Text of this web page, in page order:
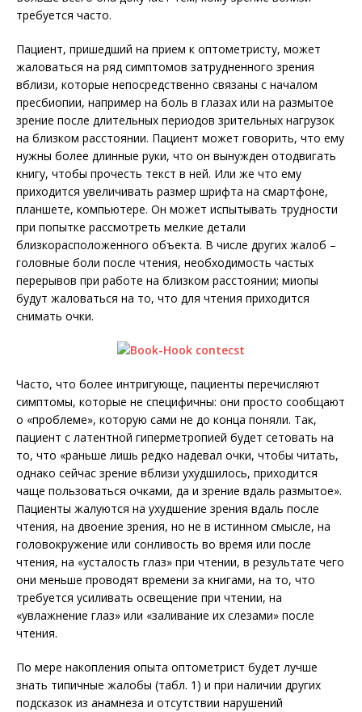
требуется часто.
Пациент, пришедший на прием к оптометристу, может
жаловаться на ряд симптомов затрудненного зрения
вблизи, которые непосредственно связаны с началом
пресбиопии, например на боль в глазах или на размытое
зрение после длительных периодов зрительных нагрузок
на близком расстоянии. Пациент может говорить, что ему
нужны более длинные руки, что он вынужден отодвигать
книгу, чтобы прочесть текст в ней. Или же что ему
приходится увеличивать размер шрифта на смартфоне,
планшете, компьютере. Он может испытывать трудности
при попытке рассмотреть мелкие детали
близкорасположенного объекта. В числе других жалоб –
головные боли после чтения, необходимость частых
перерывов при работе на близком расстоянии; миопы
будут жаловаться на то, что для чтения приходится
снимать очки.
Часто, что более интригующе, пациенты перечисляют
симптомы, которые не специфичны: они просто сообщают
о «проблеме», которую сами не до конца поняли. Так,
пациент с латентной гиперметропией будет сетовать на
то, что «раньше лишь редко надевал очки, чтобы читать,
однако сейчас зрение вблизи ухудшилось, приходится
чаще пользоваться очками, да и зрение вдаль размытое».
Пациенты жалуются на ухудшение зрения вдаль после
чтения, на двоение зрения, но не в истинном смысле, на
головокружение или сонливость во время или после
чтения, на «усталость глаз» при чтении, в результате чего
они меньше проводят времени за книгами, на то, что
требуется усиливать освещение при чтении, на
«увлажнение глаз» или «заливание их слезами» после
чтения.
По мере накопления опыта оптометрист будет лучше
знать типичные жалобы (табл. 1) и при наличии других
подсказок из анамнеза и отсутствии нарушений